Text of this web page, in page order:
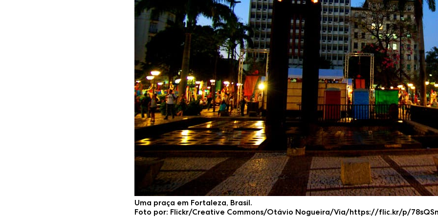
Uma praça em Fortaleza, Brasil.
Foto por: Flickr/Creative Commons/Otávio Nogueira/Via/https://flic.kr/p/